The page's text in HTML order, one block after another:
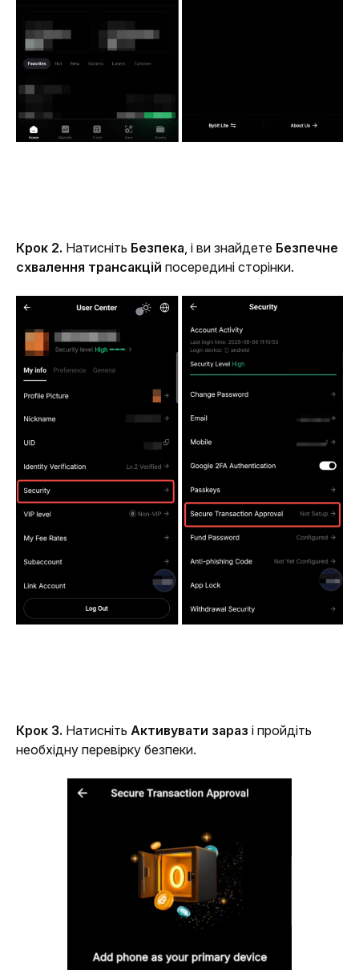
Крок 2. Натисніть Безпека, і ви знайдете Безпечне
схвалення трансакцій посередині сторінки.
Крок 3. Натисніть Активувати зараз і пройдіть
необхідну перевірку безпеки.